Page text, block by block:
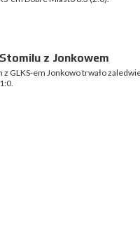
z Jonkowem
GLKS-em Jonkowo trwało